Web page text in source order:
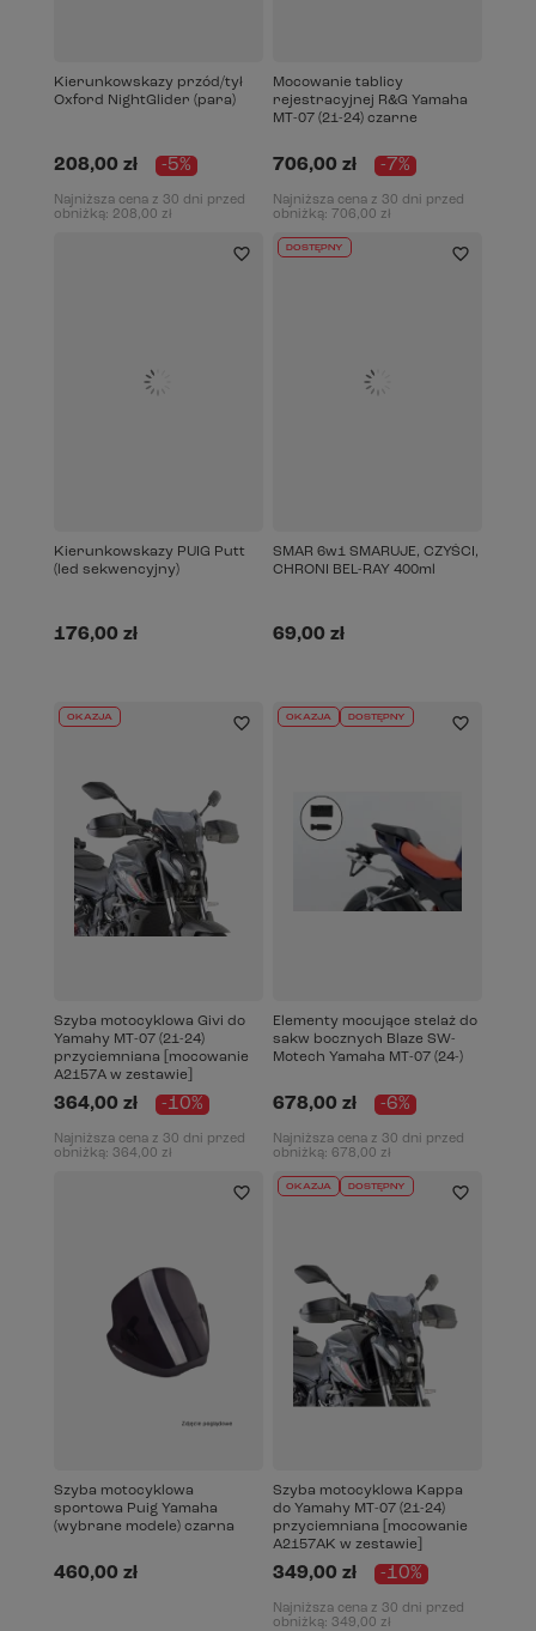
Kierunkowskazy przód/tył
Oxford NightGlider (para)
208,00 zł -5%
Najniższa cena z 30 dni przed
obniżką: 208,00 zł
Mocowanie tablicy
rejestracyjnej R&G Yamaha
MT-07 (21-24) czarne
706,00 zł -7%
Najniższa cena z 30 dni przed
obniżką: 706,00 zł
Kierunkowskazy PUIG Putt
(led sekwencyjny)
176,00 zł
DOSTĘPNY
SMAR 6w1 SMARUJE, CZYŚCI,
CHRONI BEL-RAY 400ml
69,00 zł
OKAZJA
Szyba motocyklowa Givi do
Yamahy MT-07 (21-24)
przyciemniana [mocowanie
A2157A w zestawie]
364,00 zł -10%
Najniższa cena z 30 dni przed
obniżką: 364,00 zł
OKAZJA DOSTĘPNY
Elementy mocujące stelaż do
sakw bocznych Blaze SW-
Motech Yamaha MT-07 (24-)
678,00 zł -6%
Najniższa cena z 30 dni przed
obniżką: 678,00 zł
Szyba motocyklowa
sportowa Puig Yamaha
(wybrane modele) czarna
460,00 zł
OKAZJA DOSTĘPNY
Szyba motocyklowa Kappa
do Yamahy MT-07 (21-24)
przyciemniana [mocowanie
A2157AK w zestawie]
349,00 zł -10%
Najniższa cena z 30 dni przed
obniżką: 349,00 zł